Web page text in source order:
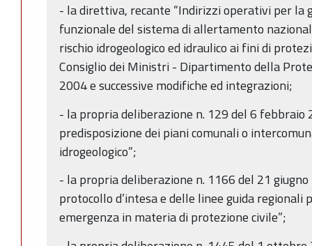
- la direttiva, recante “Indirizzi operativi per la
funzionale del sistema di allertamento
rischio idrogeologico ed idraulico ai fini di
Consiglio dei Ministri - Dipartimento della
2004 e successive modifiche ed integrazioni;
- la propria deliberazione n. 129 del 6 febbraio
predisposizione dei piani comunali o
idrogeologico”;
- la propria deliberazione n. 1166 del 21
protocollo d’intesa e delle linee guida regionali
emergenza in materia di protezione civile”;